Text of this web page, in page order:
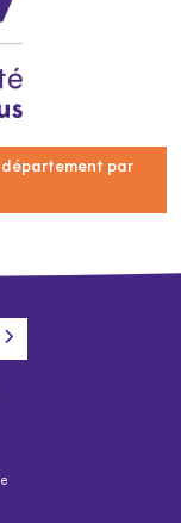
département par